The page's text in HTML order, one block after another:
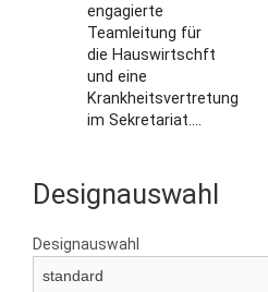
engagierte
Teamleitung für
die Hauswirtschft
und eine
Krankheitsvertretung
im Sekretariat....
Designauswahl
Designauswahl